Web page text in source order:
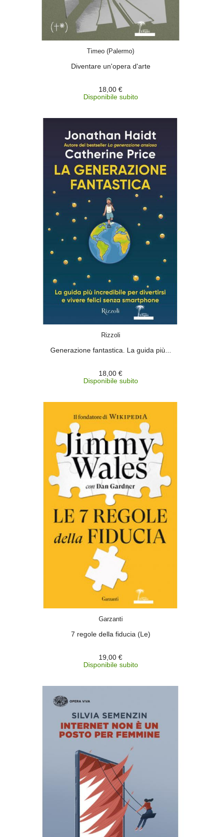
Timeo (Palermo)
Diventare un'opera d'arte
18,00 €
Disponibile subito
Rizzoli
Generazione fantastica. La guida più...
18,00 €
Disponibile subito
Garzanti
7 regole della fiducia (Le)
19,00 €
Disponibile subito